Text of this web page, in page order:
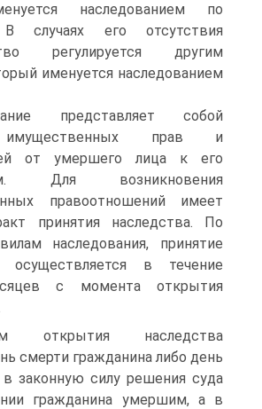
наследованием по
случаях его отсутствия
регулируется другим
именуется наследованием
представляет собой
имущественных прав и
от умершего лица к его
Для возникновения
правоотношений имеет
принятия наследства. По
наследования, принятие
осуществляется в течение
с момента открытия
открытия наследства
смерти гражданина либо день
в законную силу решения суда
гражданина умершим, а в